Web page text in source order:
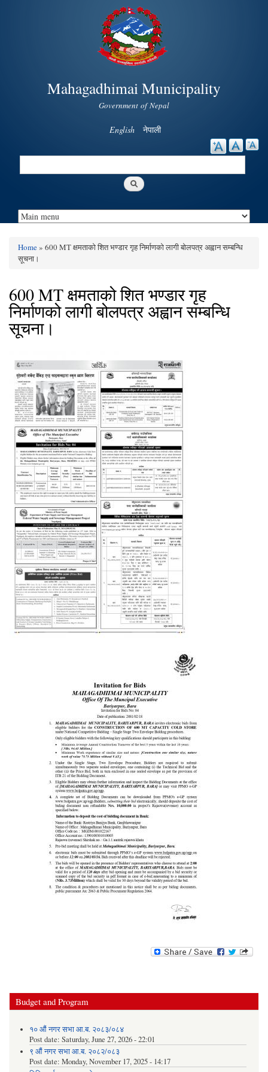
Skip to
main
content
Mahagadhimai Municipality
Government of Nepal
English नेपाली
Search
You are here
Home» 600 MT क्षमताको शित भण्डार गृह निर्माणको लागी बोलपत्र अह्वान सम्बन्धि
सूचना।
600 MT क्षमताको शित भण्डार गृह
निर्माणको लागी बोलपत्र अह्वान सम्बन्धि
सूचना।
Budget and Program
१० औं नगर सभा आ.ब. २०८३/०८४
Post date: Saturday, June 27, 2026 - 22:01
९ औं नगर सभा आ.ब. २०८२/०८३
Post date: Monday, November 17, 2025 - 14:17